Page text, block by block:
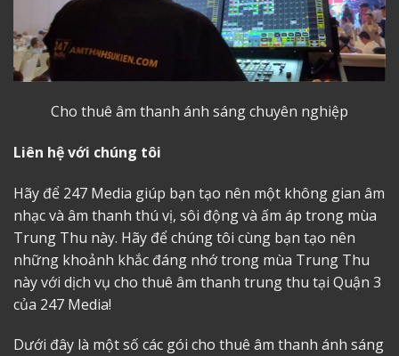
Cho thuê âm thanh ánh sángchuyên nghiệp
Liên hệ với chúng tôi
Hãy để 247 Media giúp bạn tạo nên một không gian âm
nhạc và âm thanh thú vị, sôi động và ấm áp trong mùa
Trung Thu này. Hãy để chúng tôi cùng bạn tạo nên
những khoảnh khắc đáng nhớ trong mùa Trung Thu
này với dịch vụ cho thuê âm thanh trung thu tại Quận 3
của 247 Media!
Dưới đây là một số các gói cho thuê âm thanh ánh sáng